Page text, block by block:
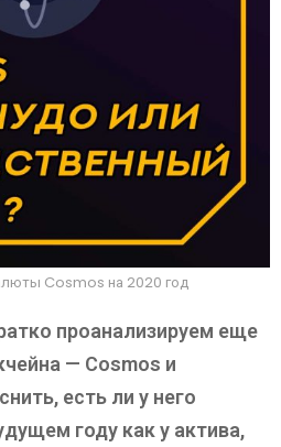
Cosmos на 2020 год
проанализируем еще
— Cosmos и
есть ли у него
году как у актива,